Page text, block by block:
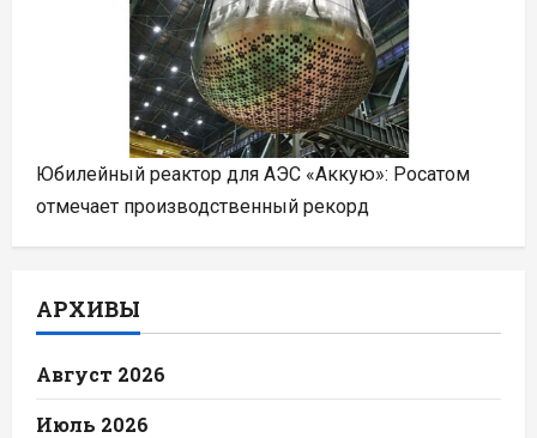
Юбилейный реактор для АЭС «Аккую»: Росатом
отмечает производственный рекорд
АРХИВЫ
Август 2026
Июль 2026